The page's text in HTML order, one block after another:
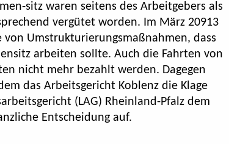
sitz waren seitens des Arbeitgebers als
vergütet worden. Im März 20913
Umstrukturierungsmaßnahmen, dass
arbeiten sollte. Auch die Fahrten von
nicht mehr bezahlt werden. Dagegen
das Arbeitsgericht Koblenz die Klage
(LAG) Rheinland-Pfalz dem
Entscheidung auf.